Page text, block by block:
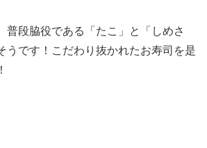
普段脇役である「たこ」と「しめさ
うです！こだわり抜かれたお寿司を是